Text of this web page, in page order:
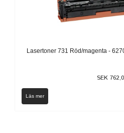
Lasertoner 731 Röd/magenta -
SEK
Läs mer